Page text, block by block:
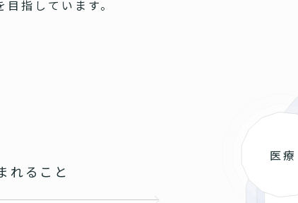
指しています。
れること
医療